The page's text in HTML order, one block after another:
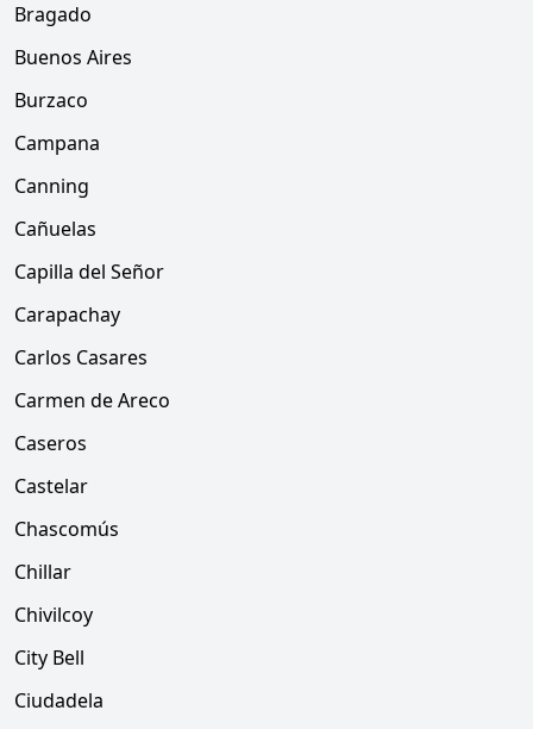
Bragado
Buenos Aires
Burzaco
Campana
Canning
Cañuelas
Capilla del Señor
Carapachay
Carlos Casares
Carmen de Areco
Caseros
Castelar
Chascomús
Chillar
Chivilcoy
City Bell
Ciudadela